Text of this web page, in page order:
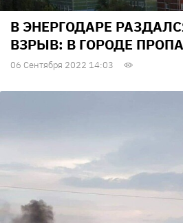
В ЭНЕРГОДАРЕ
ВЗРЫВ: В ГОРОДЕ
06 Сентября 2022 14:03